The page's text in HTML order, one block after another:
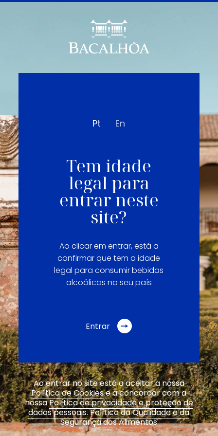
Pt En
Tem idade
legal para
entrar neste
site?
Ao clicar em entrar, está a
confirmar que tem a idade
legal para consumir bebidas
alcoólicas no seu país
Entrar
Ao entrar no site está a aceitar a nossa
Política de Cookiese a concordar com a
nossaPolítica de privacidade e proteção de
dados pessoais.Política da Qualidade e da
Segurança dos Alimentos